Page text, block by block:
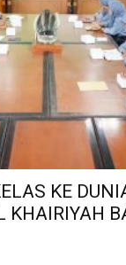
KE
KHAIRIYAH